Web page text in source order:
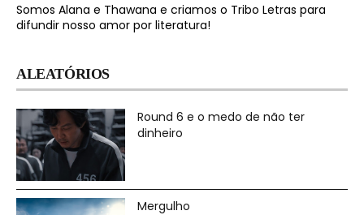
Somos Alana e Thawana e criamos o Tribo Letras para
difundir nosso amor por literatura!
ALEATÓRIOS
Round 6 e o medo de não ter
dinheiro
Mergulho